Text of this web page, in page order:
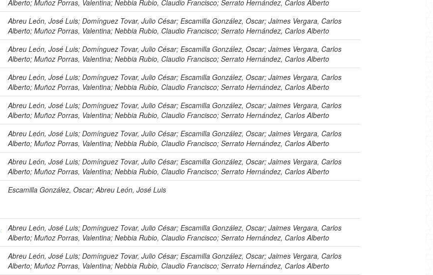
Alberto; Muñoz Porras, Valentina; Nebbia Rubio, Claudio Francisco; Serrato Hernández, Carlos Alberto
Abreu León, José Luis; Domínguez Tovar, Julio César; Escamilla González, Oscar; Jaimes Vergara, Carlos
Alberto; Muñoz Porras, Valentina; Nebbia Rubio, Claudio Francisco; Serrato Hernández, Carlos Alberto
Abreu León, José Luis; Domínguez Tovar, Julio César; Escamilla González, Oscar; Jaimes Vergara, Carlos
Alberto; Muñoz Porras, Valentina; Nebbia Rubio, Claudio Francisco; Serrato Hernández, Carlos Alberto
Abreu León, José Luis; Domínguez Tovar, Julio César; Escamilla González, Oscar; Jaimes Vergara, Carlos
Alberto; Muñoz Porras, Valentina; Nebbia Rubio, Claudio Francisco; Serrato Hernández, Carlos Alberto
Abreu León, José Luis; Domínguez Tovar, Julio César; Escamilla González, Oscar; Jaimes Vergara, Carlos
Alberto; Muñoz Porras, Valentina; Nebbia Rubio, Claudio Francisco; Serrato Hernández, Carlos Alberto
Abreu León, José Luis; Domínguez Tovar, Julio César; Escamilla González, Oscar; Jaimes Vergara, Carlos
Alberto; Muñoz Porras, Valentina; Nebbia Rubio, Claudio Francisco; Serrato Hernández, Carlos Alberto
Abreu León, José Luis; Domínguez Tovar, Julio César; Escamilla González, Oscar; Jaimes Vergara, Carlos
Alberto; Muñoz Porras, Valentina; Nebbia Rubio, Claudio Francisco; Serrato Hernández, Carlos Alberto
Escamilla González, Oscar; Abreu León, José Luis
Abreu León, José Luis; Domínguez Tovar, Julio César; Escamilla González, Oscar; Jaimes Vergara, Carlos
Alberto; Muñoz Porras, Valentina; Nebbia Rubio, Claudio Francisco; Serrato Hernández, Carlos Alberto
Abreu León, José Luis; Domínguez Tovar, Julio César; Escamilla González, Oscar; Jaimes Vergara, Carlos
Alberto; Muñoz Porras, Valentina; Nebbia Rubio, Claudio Francisco; Serrato Hernández, Carlos Alberto